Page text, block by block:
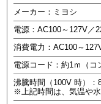
メーカー：ミヨシ
電源：AC100～127V
消費電力：AC100～
電源コード：約1ｍ（コ
沸騰時間（100V 時）：
※上記時間は、気温や